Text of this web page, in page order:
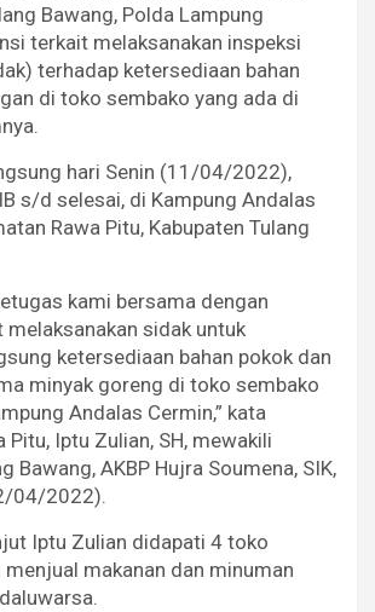
Bawang, Polda Lampung
terkait melaksanakan inspeksi
terhadap ketersediaan bahan
di toko sembako yang ada di
hari Senin (11/04/2022),
s/d selesai, di Kampung Andalas
Rawa Pitu, Kabupaten Tulang
kami bersama dengan
sidak untuk
ketersediaan bahan pokok dan
minyak goreng di toko sembako
Andalas Cermin,” kata
Pitu, Iptu Zulian, SH, mewakili
Bawang, AKBP Hujra Soumena, SIK,
04/2022).
Iptu Zulian didapati 4 toko
makanan dan minuman